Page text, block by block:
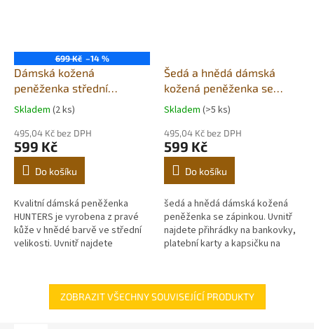
699 Kč –14 %
Dámská kožená
peněženka střední
Hunters nature
Skladem (2 ks)
495,04 Kč bez DPH
599 Kč
Do košíku
Kvalitní dámská peněženka
HUNTERS je vyrobena z pravé
kůže v hnědé barvě ve střední
velikosti. Uvnitř najdete
Šedá a hnědá dámská
kožená peněženka se
zápinkou
Skladem (>5 ks)
495,04 Kč bez DPH
599 Kč
Do košíku
šedá a hnědá dámská kožená
peněženka se zápinkou. Uvnitř
najdete přihrádky na bankovky,
platební karty a kapsičku na
ZOBRAZIT VŠECHNY SOUVISEJÍCÍ PRODUKTY